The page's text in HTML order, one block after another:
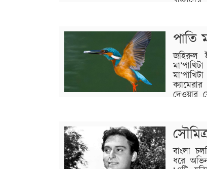
বিস্তারিত পাতি
জহিরুল
দেওয়ার
বিস্তারিত
বাংলা
ধরে